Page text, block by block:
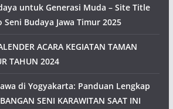
untuk Generasi Muda – Site Title
Seni Budaya Jawa Timur 2025
ACARA KEGIATAN TAMAN
TAHUN 2024
di Yogyakarta: Panduan Lengkap
SENI KARAWITAN SAAT INI